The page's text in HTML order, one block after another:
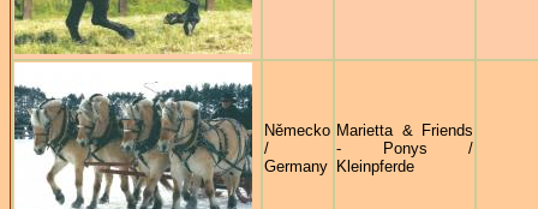
Německo
/
Germany
Marietta & Friends
- Ponys /
Kleinpferde